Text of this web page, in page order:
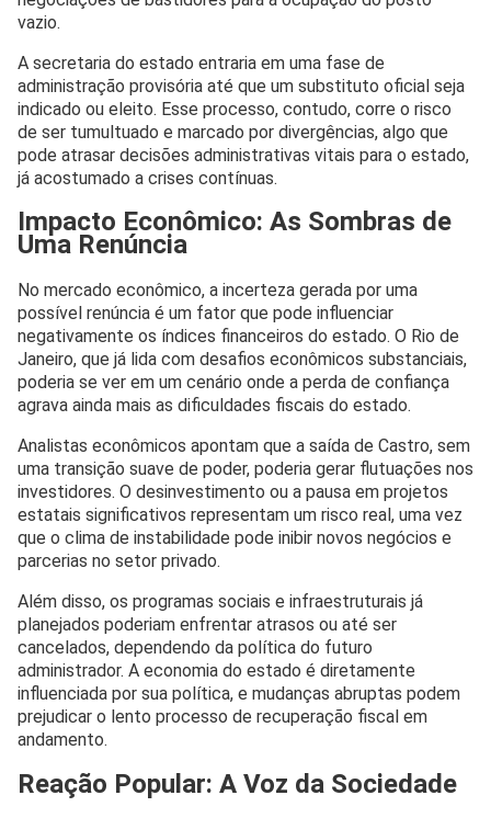
vazio.
A secretaria do estado entraria em uma fase de
administração provisória até que um substituto oficial seja
indicado ou eleito. Esse processo, contudo, corre o risco
de ser tumultuado e marcado por divergências, algo que
pode atrasar decisões administrativas vitais para o estado,
já acostumado a crises contínuas.
Impacto Econômico: As Sombras de
Uma Renúncia
No mercado econômico, a incerteza gerada por uma
possível renúncia é um fator que pode influenciar
negativamente os índices financeiros do estado. O Rio de
Janeiro, que já lida com desafios econômicos substanciais,
poderia se ver em um cenário onde a perda de confiança
agrava ainda mais as dificuldades fiscais do estado.
Analistas econômicos apontam que a saída de Castro, sem
uma transição suave de poder, poderia gerar flutuações nos
investidores. O desinvestimento ou a pausa em projetos
estatais significativos representam um risco real, uma vez
que o clima de instabilidade pode inibir novos negócios e
parcerias no setor privado.
Além disso, os programas sociais e infraestruturais já
planejados poderiam enfrentar atrasos ou até ser
cancelados, dependendo da política do futuro
administrador. A economia do estado é diretamente
influenciada por sua política, e mudanças abruptas podem
prejudicar o lento processo de recuperação fiscal em
andamento.
Reação Popular: A Voz da Sociedade